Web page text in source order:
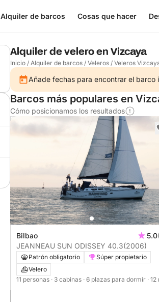
Alquiler de barcos Cosas que hacer
Alquiler de velero en Vizcaya
Inicio / Alquiler de barcos / Veleros / Veleros
Añade fechas para encontrar el barco
Barcos más populares en
Cómo posicionamos los resultados
Bilbao 5.0
JEANNEAU SUN ODISSEY 40.3(2006)
Patrón obligatorio
Súper propietario
Velero
11 personas · 3 cabinas · 6 plazas para dormir · 12